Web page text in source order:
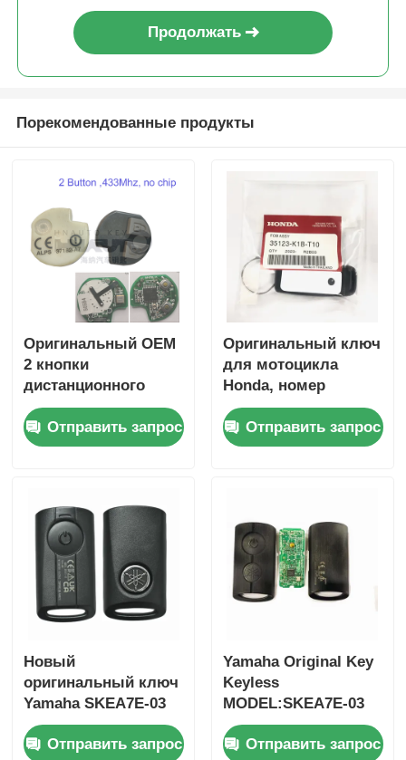
Продукция
Ролики
Продолжать
Порекомендованные продукты
Оригинальный OEM
2 кнопки
дистанционного
управления 433,87
МГц FSK для Su-zuki
Jim-ny 2005-2017 без
для оптовой
продажи,
минимальный заказ
50 шт.
Отправить запрос
Оригинальный ключ
для мотоцикла
Honda, номер
детали: 35123-K1B-
T10, трехкнопочный,
FSK433.92MHz, чип
Отправить запрос
Новый
оригинальный ключ
Yamaha SKEA7E-03
B74-H6261-02 662F-
SKEA7D03
Отправить запрос
Yamaha Original Key
Keyless
MODEL:SKEA7E-03
Для Yamaha Умный
дистанционный
Отправить запрос